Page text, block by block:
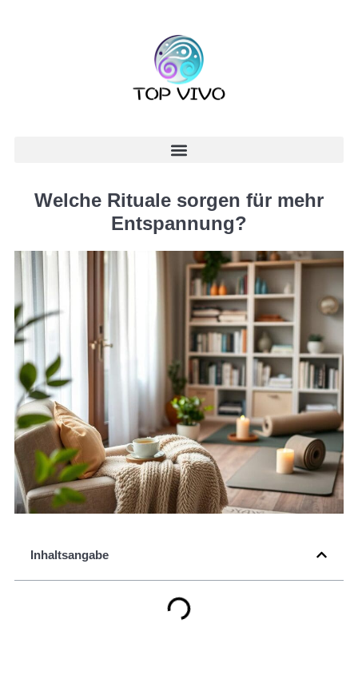
Welche Rituale sorgen für mehr
Entspannung?
Inhaltsangabe